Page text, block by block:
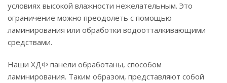
условиях высокой влажности нежелательным. Это
ограничение можно преодолеть с помощью
ламинирования или обработки водоотталкивающими
средствами.
Наши ХДФ панели обработаны, способом
ламинирования. Таким образом, представляют собой